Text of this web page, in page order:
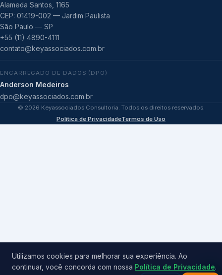
Alameda Santos, 1165
CEP: 01419-002 — Jardim Paulista
São Paulo — SP
+55 (11) 4890-4111
contato@keyassociados.com.br
ENCARREGADO DE DADOS (DPO)
Anderson Medeiros
dpo@keyassociados.com.br
© 2026 Keyassociados Consultoria. Todos os direitos reservados.
Política de PrivacidadeTermos de Uso
Utilizamos cookies para melhorar sua experiência. Ao
continuar, você concorda com nossa Política de Privacidade.